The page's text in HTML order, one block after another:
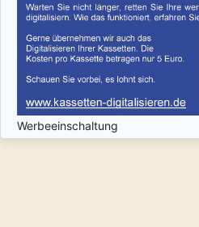
Werbeeinschaltung